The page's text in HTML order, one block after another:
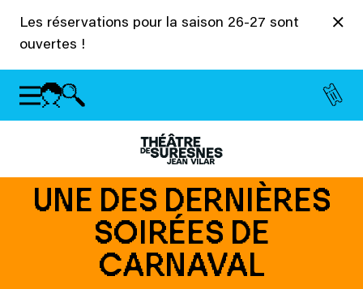
Les réservations pour la saison 26-27 sont
ouvertes !
UNE DES DERNIÈRES
SOIRÉES DE
CARNAVAL